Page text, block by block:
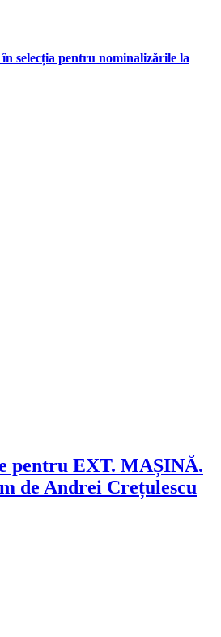
selecția pentru nominalizările la
pentru EXT. MAȘINĂ.
de Andrei Crețulescu